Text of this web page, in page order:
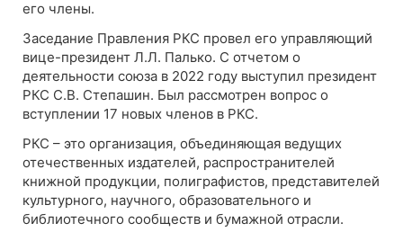
его члены.
Заседание Правления РКС провел его управляющий
вице-президент Л.Л. Палько. С отчетом о
деятельности союза в 2022 году выступил президент
РКС С.В. Степашин. Был рассмотрен вопрос о
вступлении 17 новых членов в РКС.
РКС – это организация, объединяющая ведущих
отечественных издателей, распространителей
книжной продукции, полиграфистов, представителей
культурного, научного, образовательного и
библиотечного сообществ и бумажной отрасли.